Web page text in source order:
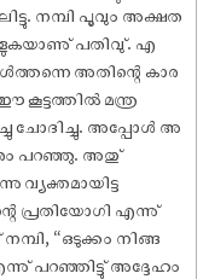
നമ്പി പൂവും അക്ഷത
പതിവു്. എ
അതിന്റെ കാര
മന്ത്ര
ചോദിച്ചു. അപ്പോൾ അ
പറഞ്ഞു. അതു്
പ്രതിയോഗി എന്നു്
“ഒടുക്കം നിങ്ങ
പറഞ്ഞിട്ടു് അദ്ദേഹം